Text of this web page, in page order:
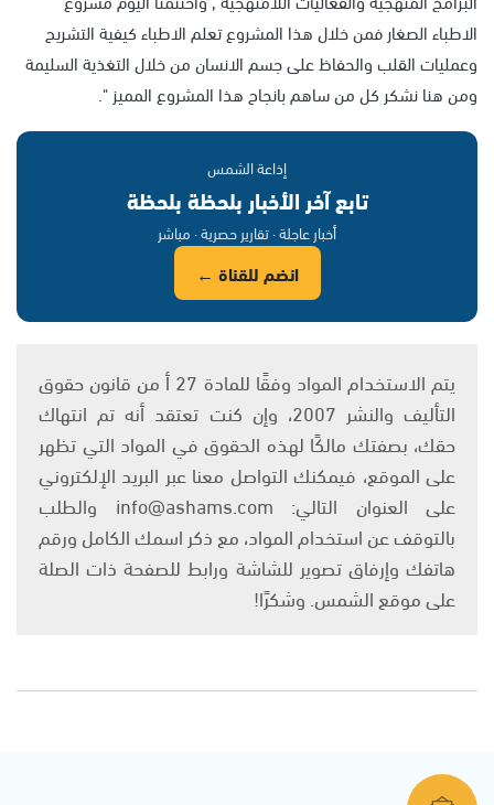
الاطباء الصغار فمن خلال هذا المشروع تعلم الاطباء كيفية التشريح
وعمليات القلب والحفاظ على جسم الانسان من خلال التغذية السليمة
ومن هنا نشكر كل من ساهم بانجاح هذا المشروع المميز ".
إذاعة الشمس
تابع آخر الأخبار بلحظة بلحظة
أخبار عاجلة · تقارير حصرية · مباشر
انضم للقناة ←
يتم الاستخدام المواد وفقًا للمادة 27 أ من قانون حقوق
التأليف والنشر 2007، وإن كنت تعتقد أنه تم انتهاك
حقك، بصفتك مالكًا لهذه الحقوق في المواد التي تظهر
على الموقع، فيمكنك التواصل معنا عبر البريد الإلكتروني
على العنوان التالي: info@ashams.com والطلب
بالتوقف عن استخدام المواد، مع ذكر اسمك الكامل ورقم
هاتفك وإرفاق تصوير للشاشة ورابط للصفحة ذات الصلة
على موقع الشمس. وشكرًا!